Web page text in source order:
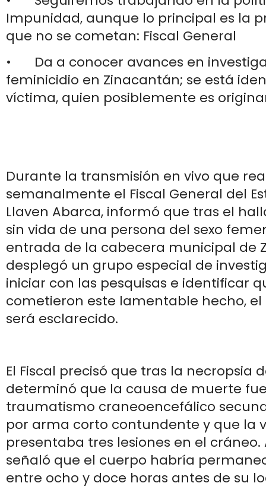
Impunidad, aunque lo principal es la
que no se cometan: Fiscal General
•
Da a conocer avances en
feminicidio en Zinacantán; se está
víctima, quien posiblemente es
Durante la transmisión en vivo que
semanalmente el Fiscal General del
Llaven Abarca, informó que tras el
sin vida de una persona del sexo
entrada de la cabecera municipal de
desplegó un grupo especial de
iniciar con las pesquisas e identificar
cometieron este lamentable hecho, el
será esclarecido.
El Fiscal precisó que tras la necropsia
determinó que la causa de muerte
traumatismo craneoencefálico
por arma corto contundente y que la
presentaba tres lesiones en el cráneo.
señaló que el cuerpo habría
entre ocho y doce horas antes de su